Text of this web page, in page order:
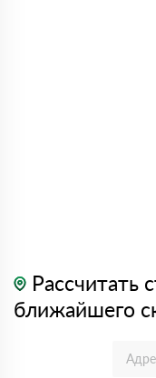
Рассчитать
ближайшего